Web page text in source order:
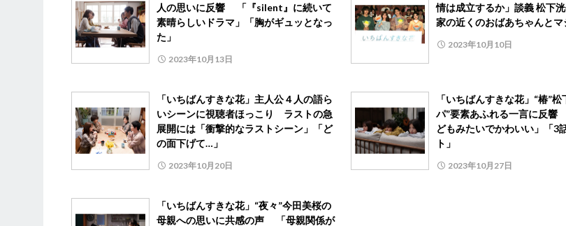
人の思いに反響 「『silent』に続いて
素晴らしいドラマ」「胸がギュッとなっ
た」
2023年10月13日
情は成立するか」談義 松下
家の近くのおばあちゃんとマ
2023年10月10日
「いちばんすきな花」主人公４人の語ら
いシーンに視聴者ほっこり ラストの急
展開には「衝撃的なラストシーン」「ど
の面下げて…」
2023年10月20日
「いちばんすきな花」“椿”
パ”要素あふれる一言に反
どもみたいでかわいい」「3
ト」
2023年10月27日
「いちばんすきな花」“夜々”今田美桜の
母親への思いに共感の声 「母親関係が